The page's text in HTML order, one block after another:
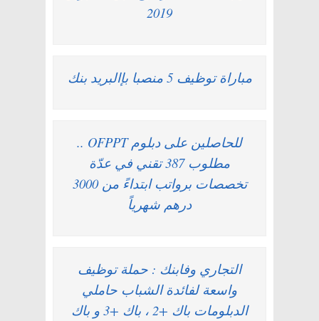
2019
مباراة توظيف 5 منصبا بإالبريد بنك
للحاصلين على دبلوم OFPPT ..
مطلوب 387 تقني في عدّة
تخصصات برواتب ابتداءً من 3000
درهم شهرياً
التجاري وفابنك : حملة توظيف
واسعة لفائدة الشباب حاملي
الدبلومات باك +2 ، باك +3 و باك